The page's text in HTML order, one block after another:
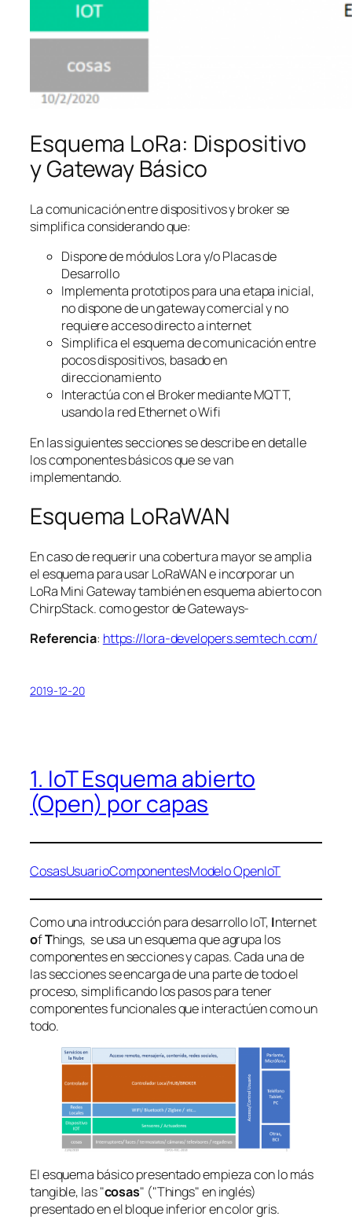
Esquema LoRa: Dispositivo
y Gateway Básico
La comunicación entre dispositivos y broker se
simplifica considerando que:
Dispone de módulos Lora y/o Placas de
Desarrollo
Implementa prototipos para una etapa inicial,
no dispone de un gateway comercial y no
requiere acceso directo a internet
Simplifica el esquema de comunicación entre
pocos dispositivos, basado en
direccionamiento
Interactúa con el Broker mediante MQTT,
usando la red Ethernet o Wifi
En las siguientes secciones se describe en detalle
los componentes básicos que se van
implementando.
Esquema LoRaWAN
En caso de requerir una cobertura mayor se amplia
el esquema para usar LoRaWAN e incorporar un
LoRa Mini Gateway también en esquema abierto con
ChirpStack. como gestor de Gateways-
Referencia: https://lora-developers.semtech.com/
2019-12-20
1. IoT Esquema abierto
(Open) por capas
CosasUsuarioComponentesModelo OpenIoT
Como una introducción para desarrollo IoT, Internet
ofThings, se usa un esquema que agrupa los
componentes en secciones y capas. Cada una de
las secciones se encarga de una parte de todo el
proceso, simplificando los pasos para tener
componentes funcionales que interactúen como un
todo.
El esquema básico presentado empieza con lo más
tangible, las "cosas" ("Things" en inglés)
presentado en el bloque inferior en color gris.